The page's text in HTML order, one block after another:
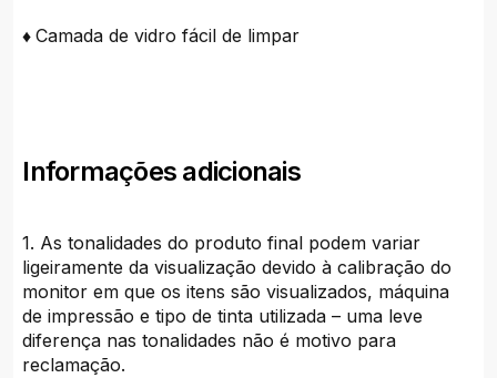
♦Camada de vidro fácil de limpar
Informações adicionais
1. As tonalidades do produto final podem variar
ligeiramente da visualização devido à calibração do
monitor em que os itens são visualizados, máquina
de impressão e tipo de tinta utilizada – uma leve
diferença nas tonalidades não é motivo para
reclamação.